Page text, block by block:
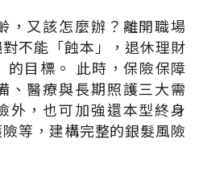
，又該怎麼辦？離開職場
不能「蝕本」，退休理財
的目標。 此時，保險保障
、醫療與長期照護三大需
外，也可加強還本型終身
等，建構完整的銀髮風險